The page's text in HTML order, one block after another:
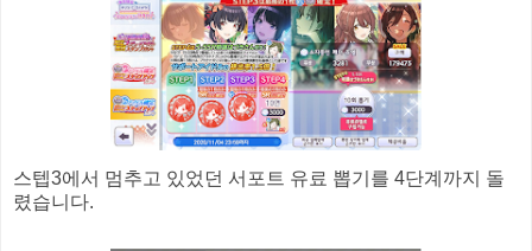
스텝3에서 멈추고 있었던 서포트 유료 뽑기를 4단계까지 돌
렸습니다.